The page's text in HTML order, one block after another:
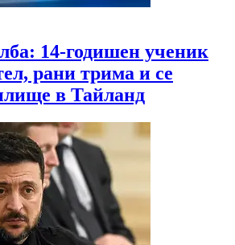
14-годишен ученик
рани трима и се
в Тайланд